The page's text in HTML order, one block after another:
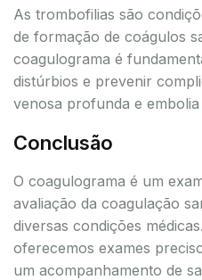
As trombofilias são
de formação de coágulos
coagulograma é
distúrbios e prevenir
venosa profunda e
Conclusão
O coagulograma é um
avaliação da coagulação
diversas condições
oferecemos exames
um acompanhamento de